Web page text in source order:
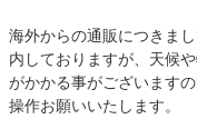
海外からの通販につきま
内しておりますが、天候
がかかる事がございます
操作お願いいたします。